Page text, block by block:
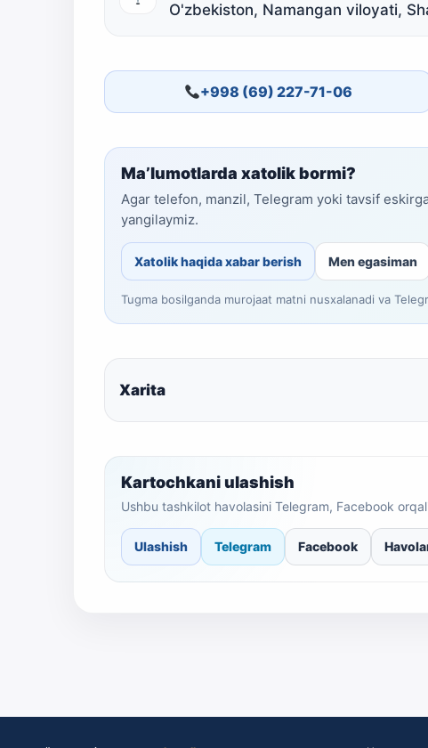
O'zbekiston, Namangan viloyati,
+998 (69) 227-71-06
Ma’lumotlarda xatolik bormi?
Agar telefon, manzil, Telegram yoki tavsif
yangilaymiz.
Xatolik haqida xabar berish Men egasiman
Tugma bosilganda murojaat matni nusxalanadi va
Xarita
Kartochkani ulashish
Ushbu tashkilot havolasini Telegram, Facebook
Ulashish Telegram Facebook